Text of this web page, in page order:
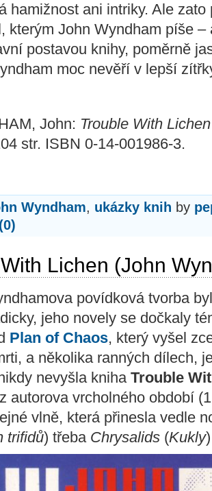
hamižnost ani intriky. Ale
kterým John Wyndham píše
postavou knihy, poměrně
moc nevěří v lepší
John: Trouble With Lichen
str. ISBN 0-14-001986-3.
Wyndham, ukázky knih by
Lichen (John
povídková tvorba
jeho novely se dočkaly
Plan of Chaos, který vyšel
a několika ranných dílech,
nevyšla kniha Trouble
autorova vrcholného období
vlně, která přinesla vedle
trifidů) třeba Chrysalids (Kukly